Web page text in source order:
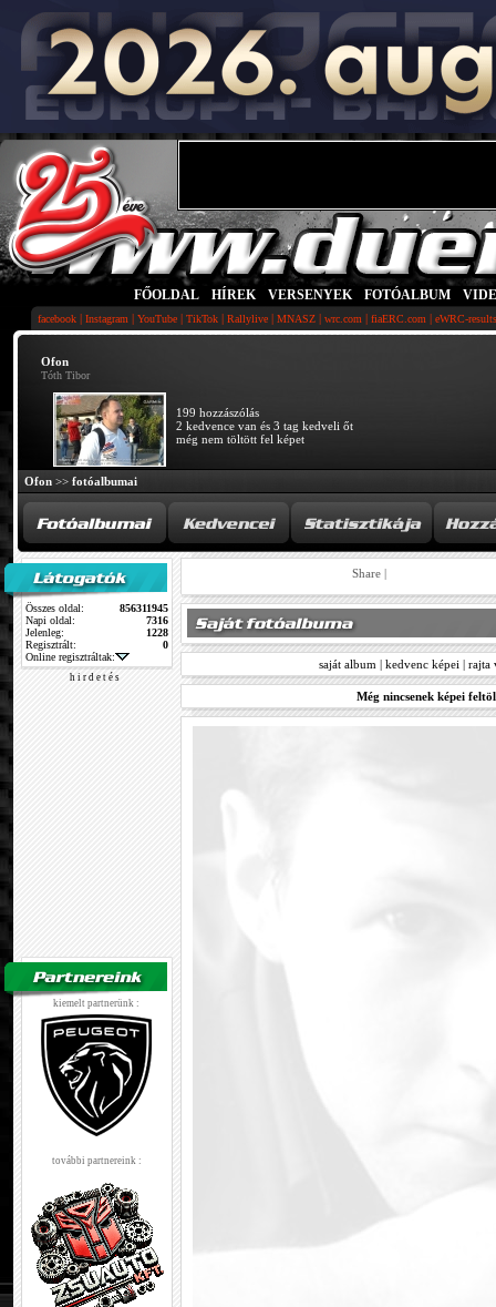
FŐOLDAL HÍREK VERSENYEK FOTÓALBUM
facebook | Instagram | YouTube | TikTok | Rallylive | MNASZ | wrc.com | fiaERC.com | eWRC-
Ofon
Tóth Tibor
199 hozzászólás
2 kedvence van és 3 tag kedveli őt
még nem töltött fel képet
Ofon >> fotóalbumai
Összes oldal:
856311945
Napi oldal:
7316
Jelenleg:
1228
Regisztrált:
0
Online regisztráltak:
h i r d e t é s
kiemelt partnerünk :
további partnereink :
Share |
saját album |kedvenc képei |rajta
Még nincsenek képei